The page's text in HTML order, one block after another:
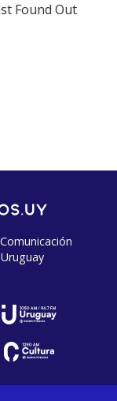
Found Out